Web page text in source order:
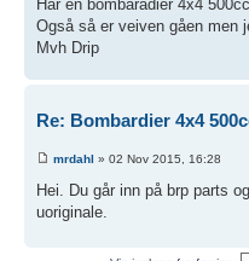
Har en bombaradier 4x4
Også så er veiven gåen men
Mvh Drip
Re: Bombardier 4x4
mrdahl » 02 Nov 2015, 16:28
Hei. Du går inn på brp parts
uoriginale.